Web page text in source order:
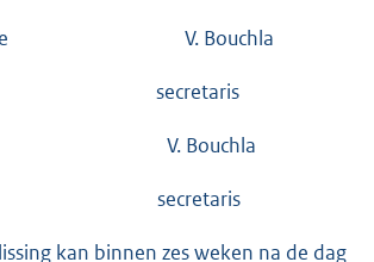
Velde V. Bouchla
secretaris
V. Bouchla
secretaris
kan binnen zes weken na de dag